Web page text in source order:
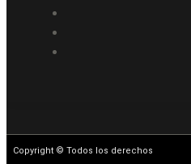
Copyright © Todos los derechos